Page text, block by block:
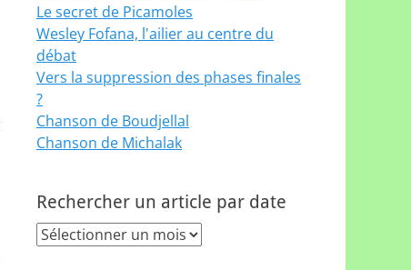
Le secret de Picamoles
Wesley Fofana, l'ailier au centre du
débat
Vers la suppression des phases finales
?
Chanson de Boudjellal
Chanson de Michalak
Rechercher un article par date
Rechercher